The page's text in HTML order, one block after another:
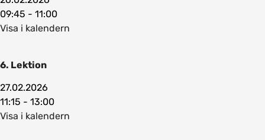
09:45 - 11:00
Visa i kalendern
6. Lektion
27.02.2026
11:15 - 13:00
Visa i kalendern